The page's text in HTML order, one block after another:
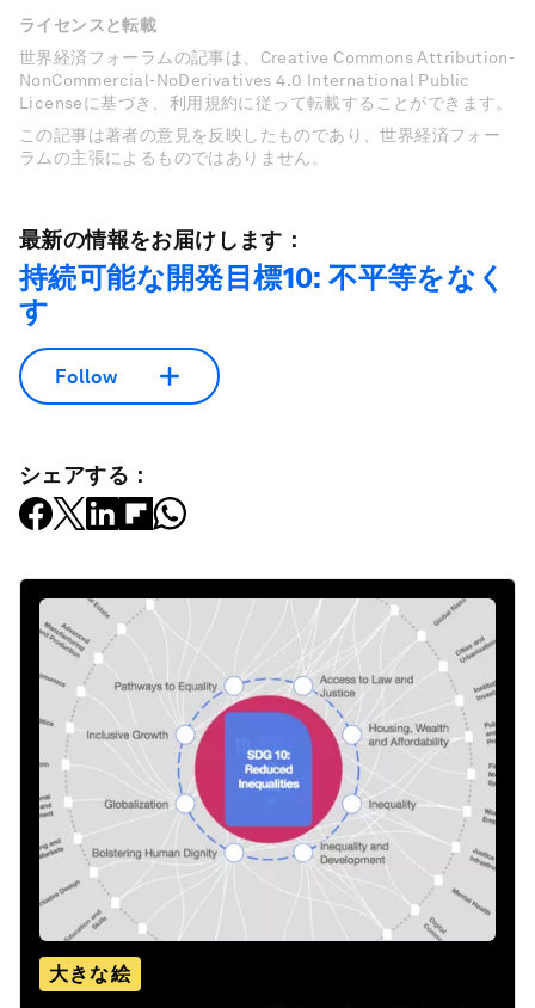
ライセンスと転載
世界経済フォーラムの記事は、Creative Commons Attribution-
NonCommercial-NoDerivatives 4.0 International Public
Licenseに基づき、利用規約に従って転載することができます。
この記事は著者の意見を反映したものであり、世界経済フォー
ラムの主張によるものではありません。
最新の情報をお届けします：
持続可能な開発目標10: 不平等をなく
す
Follow
シェアする：
大きな絵